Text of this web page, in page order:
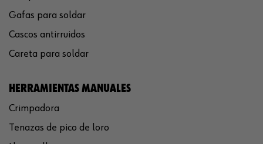
Gafas para soldar
Cascos antirruidos
Careta para soldar
HERRAMIENTAS MANUALES
Crimpadora
Tenazas de pico de loro